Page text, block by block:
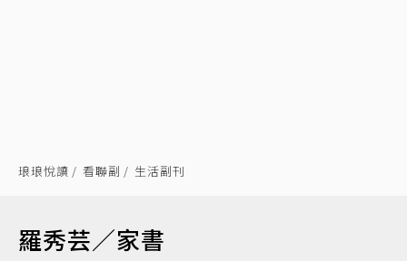
琅琅悅讀 看聯副 生活副刊
羅秀芸／家書